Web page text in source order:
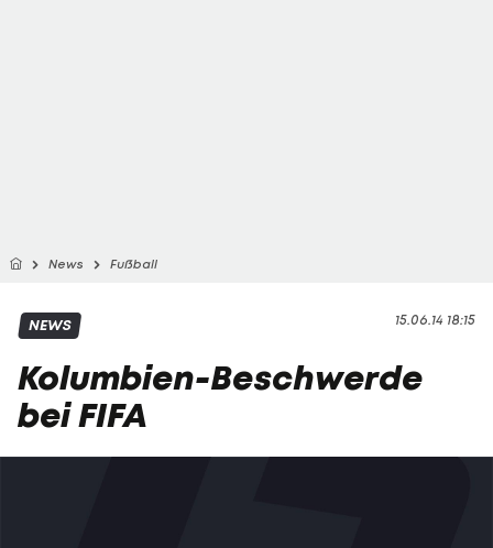
News Fußball
15.06.14 18:15
NEWS
Kolumbien-Beschwerde
bei FIFA